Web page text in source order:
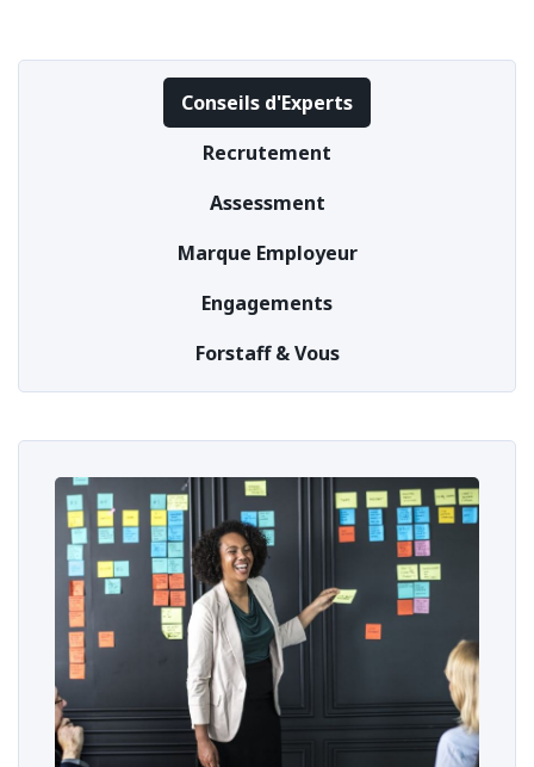
Conseils d'Experts
Recrutement
Assessment
Marque Employeur
Engagements
Forstaff & Vous